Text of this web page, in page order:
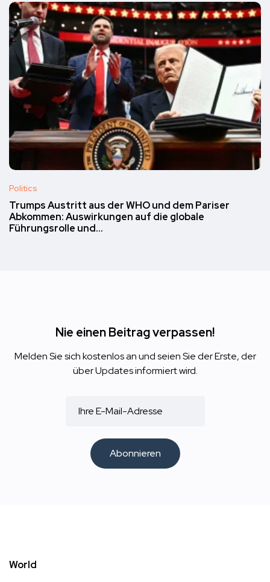
Politics
Trumps Austritt aus der WHO und dem Pariser
Abkommen: Auswirkungen auf die globale
Führungsrolle und…
Nie einen Beitrag verpassen!
Melden Sie sich kostenlos an und seien Sie der Erste, der
über Updates informiert wird.
Abonnieren
World